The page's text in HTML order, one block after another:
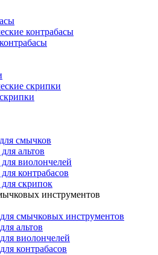
контрабасы
скрипки
смычков
альтов
виолончелей
контрабасов
скрипок
инструментов
смычковых инструментов
альтов
виолончелей
контрабасов